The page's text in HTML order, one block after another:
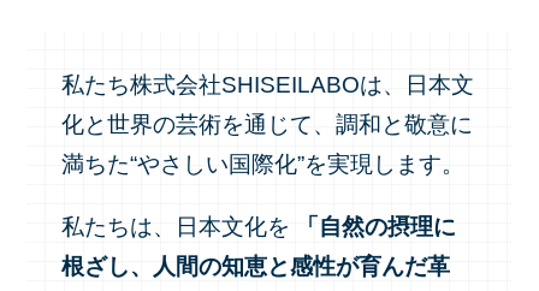
私たち株式会社SHISEILABOは、日本文
化と世界の芸術を通じて、調和と敬意に
満ちた“やさしい国際化”を実現します。
私たちは、日本文化を
「自然の摂理に
根ざし、人間の知恵と感性が育んだ革